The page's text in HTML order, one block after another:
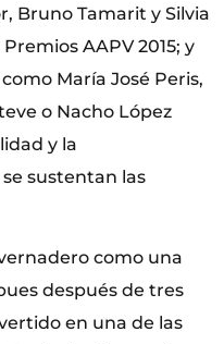
Bruno Tamarit y Silvia
AAPV 2015; y
María José Peris,
o Nacho López
y la
sustentan las
como una
después de tres
en una de las